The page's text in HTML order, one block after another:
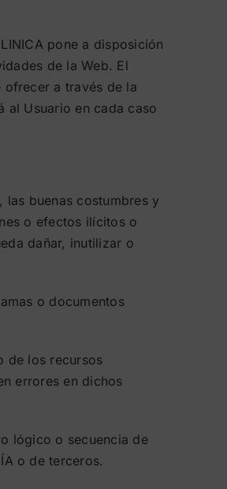
pone a disposición
de la Web. El
ofrecer a través de la
al Usuario en cada caso
buenas costumbres y
o efectos ilícitos o
dañar, inutilizar o
o documentos
de los recursos
errores en dichos
lógico o secuencia de
o de terceros.